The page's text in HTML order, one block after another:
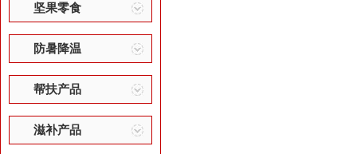
坚果零食
防暑降温
帮扶产品
滋补产品